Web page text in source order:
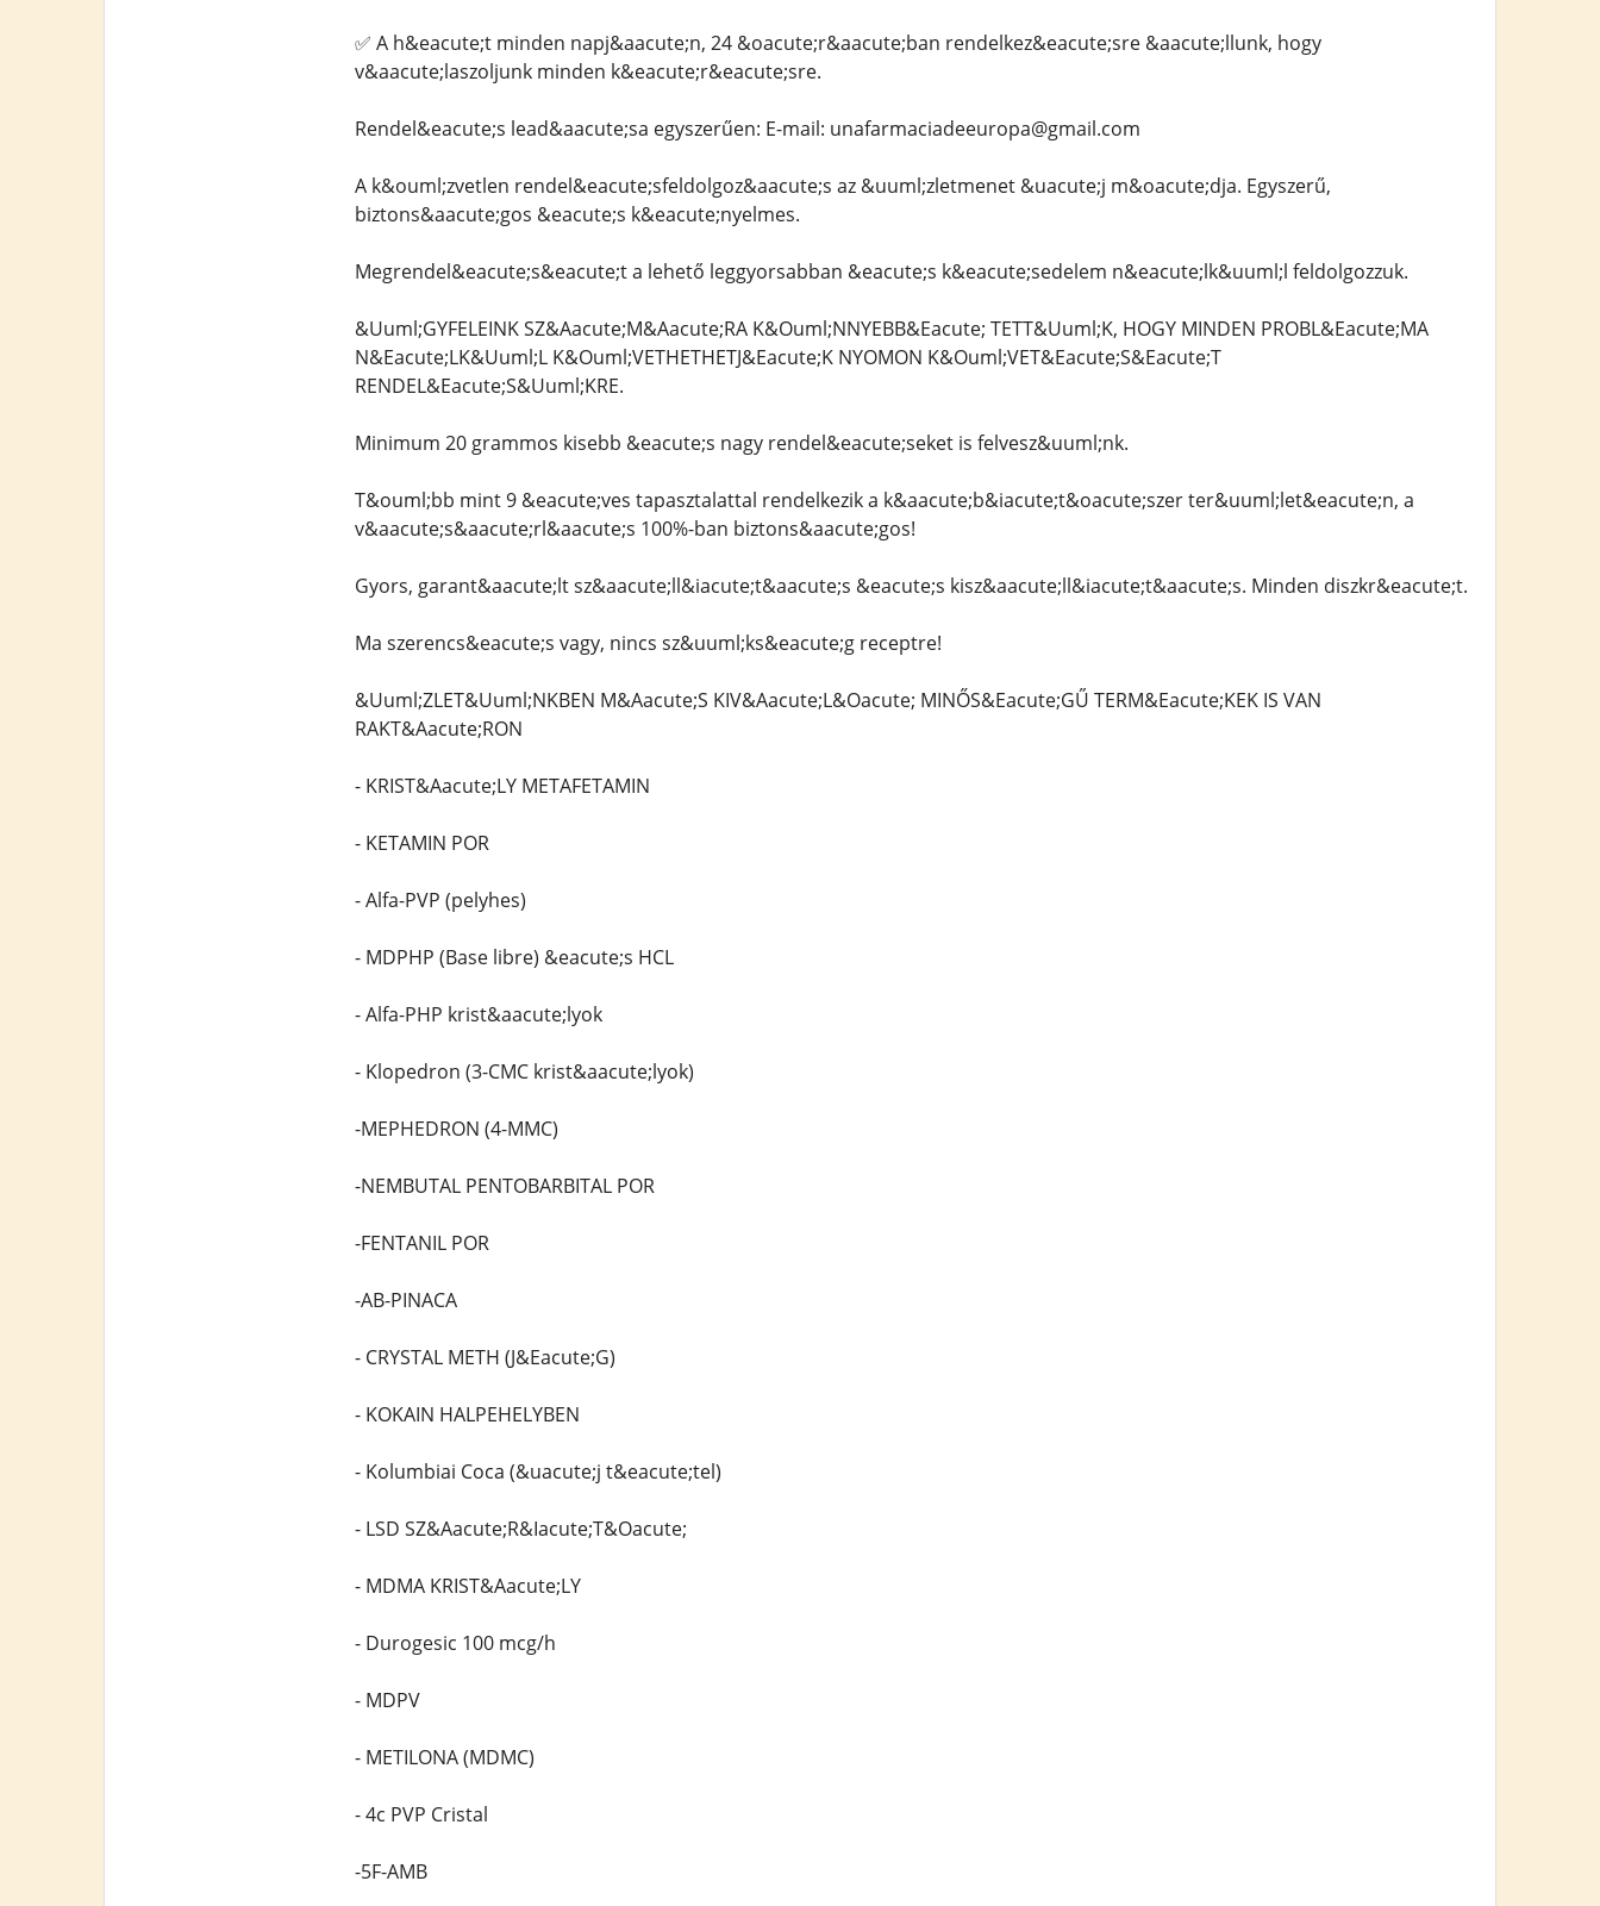
✅ A h&eacute;t minden napj&aacute;n, 24 &oacute;r&aacute;ban rendelkez&eacute;sre &aacute;llunk, hogy
v&aacute;laszoljunk minden k&eacute;r&eacute;sre.
Rendel&eacute;s lead&aacute;sa egyszerűen: E-mail: unafarmaciadeeuropa@gmail.com
A k&ouml;zvetlen rendel&eacute;sfeldolgoz&aacute;s az &uuml;zletmenet &uacute;j m&oacute;dja. Egyszerű,
biztons&aacute;gos &eacute;s k&eacute;nyelmes.
Megrendel&eacute;s&eacute;t a lehető leggyorsabban &eacute;s k&eacute;sedelem n&eacute;lk&uuml;l feldolgozzuk.
&Uuml;GYFELEINK SZ&Aacute;M&Aacute;RA K&Ouml;NNYEBB&Eacute; TETT&Uuml;K, HOGY MINDEN PROBL&Eacute;MA
N&Eacute;LK&Uuml;L K&Ouml;VETHETHETJ&Eacute;K NYOMON K&Ouml;VET&Eacute;S&Eacute;T
RENDEL&Eacute;S&Uuml;KRE.
Minimum 20 grammos kisebb &eacute;s nagy rendel&eacute;seket is felvesz&uuml;nk.
T&ouml;bb mint 9 &eacute;ves tapasztalattal rendelkezik a k&aacute;b&iacute;t&oacute;szer ter&uuml;let&eacute;n, a
v&aacute;s&aacute;rl&aacute;s 100%-ban biztons&aacute;gos!
Gyors, garant&aacute;lt sz&aacute;ll&iacute;t&aacute;s &eacute;s kisz&aacute;ll&iacute;t&aacute;s. Minden diszkr&eacute;t.
Ma szerencs&eacute;s vagy, nincs sz&uuml;ks&eacute;g receptre!
&Uuml;ZLET&Uuml;NKBEN M&Aacute;S KIV&Aacute;L&Oacute; MINŐS&Eacute;GŰ TERM&Eacute;KEK IS VAN
RAKT&Aacute;RON
- KRIST&Aacute;LY METAFETAMIN
- KETAMIN POR
- Alfa-PVP (pelyhes)
- MDPHP (Base libre) &eacute;s HCL
- Alfa-PHP krist&aacute;lyok
- Klopedron (3-CMC krist&aacute;lyok)
-MEPHEDRON (4-MMC)
-NEMBUTAL PENTOBARBITAL POR
-FENTANIL POR
-AB-PINACA
- CRYSTAL METH (J&Eacute;G)
- KOKAIN HALPEHELYBEN
- Kolumbiai Coca (&uacute;j t&eacute;tel)
- LSD SZ&Aacute;R&Iacute;T&Oacute;
- MDMA KRIST&Aacute;LY
- Durogesic 100 mcg/h
- MDPV
- METILONA (MDMC)
- 4c PVP Cristal
-5F-AMB